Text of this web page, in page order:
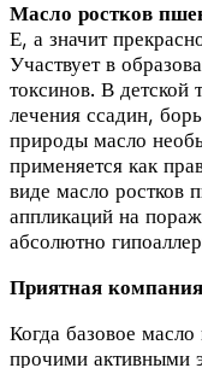
Масло ростков
Е, а значит
Участвует в
токсинов. В детской
лечения ссадин,
природы масло
применяется как
виде масло ростков
аппликаций на
абсолютно
Приятная
Когда базовое
прочими активными